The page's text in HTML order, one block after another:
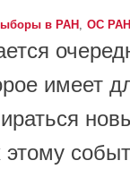
в РАН ОС РАН
имеет
этому